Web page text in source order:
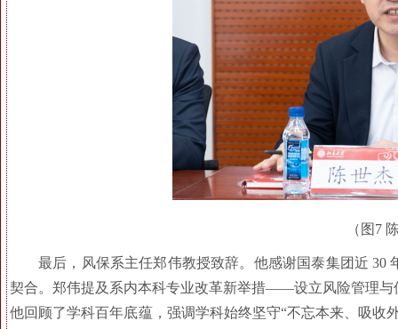
（图7
最后，风保系主任郑伟教授致辞。他感谢国泰集团近
契合。郑伟提及系内本科专业改革新举措——设立风险管理
他回顾了学科百年底蕴，强调学科始终坚守“不忘本来、吸